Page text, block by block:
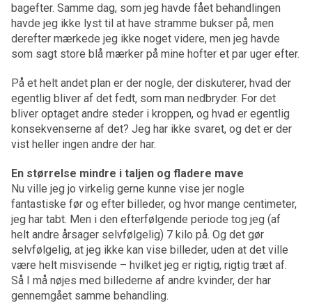
bagefter. Samme dag, som jeg havde fået behandlingen
havde jeg ikke lyst til at have stramme bukser på, men
derefter mærkede jeg ikke noget videre, men jeg havde
som sagt store blå mærker på mine hofter et par uger efter.
På et helt andet plan er der nogle, der diskuterer, hvad der
egentlig bliver af det fedt, som man nedbryder. For det
bliver optaget andre steder i kroppen, og hvad er egentlig
konsekvenserne af det? Jeg har ikke svaret, og det er der
vist heller ingen andre der har.
En størrelse mindre i taljen og fladere mave
Nu ville jeg jo virkelig gerne kunne vise jer nogle
fantastiske før og efter billeder, og hvor mange centimeter,
jeg har tabt. Men i den efterfølgende periode tog jeg (af
helt andre årsager selvfølgelig) 7 kilo på. Og det gør
selvfølgelig, at jeg ikke kan vise billeder, uden at det ville
være helt misvisende – hvilket jeg er rigtig, rigtig træt af.
Så I må nøjes med billederne af andre kvinder, der har
gennemgået samme behandling.